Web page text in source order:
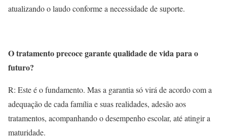
atualizando o laudo conforme a necessidade de suporte.
O tratamento precoce garante qualidade de vida para o
futuro?
R: Este é o fundamento. Mas a garantia só virá de acordo com a
adequação de cada família e suas realidades, adesão aos
tratamentos, acompanhando o desempenho escolar, até atingir a
maturidade.